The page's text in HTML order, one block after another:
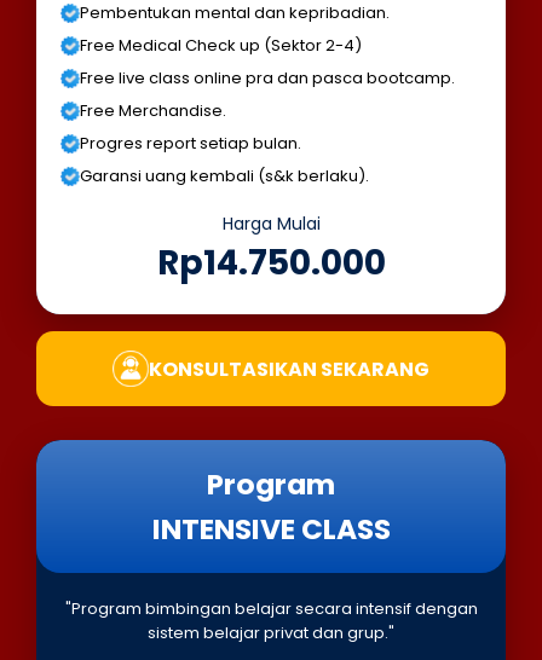
Pembentukan mental dan kepribadian.
Free Medical Check up (Sektor 2-4)
Free live class online pra dan pasca bootcamp.
Free Merchandise.
Progres report setiap bulan.
Garansi uang kembali (s&k berlaku).
Harga Mulai
Rp14.750.000
KONSULTASIKAN SEKARANG
Program
INTENSIVE CLASS
"Program bimbingan belajar secara intensif dengan
sistem belajar privat dan grup."